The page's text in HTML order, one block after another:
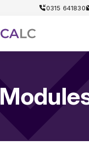
0315 641830